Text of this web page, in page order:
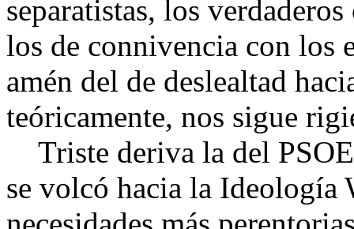
separatistas, los
los de connivencia con los
amén del de deslealtad
teóricamente, nos sigue
Triste deriva la del
se volcó hacia la Ideología